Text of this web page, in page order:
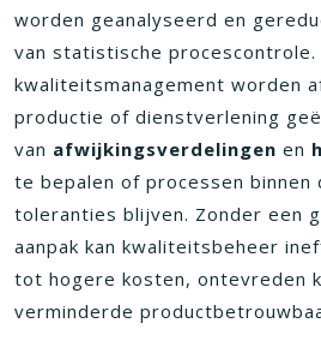
worden geanalyseerd en
van statistische procescontrole.
kwaliteitsmanagement worden
productie of dienstverlening
van afwijkingsverdelingen en
te bepalen of processen binnen
toleranties blijven. Zonder een
aanpak kan kwaliteitsbeheer
tot hogere kosten, ontevreden
verminderde